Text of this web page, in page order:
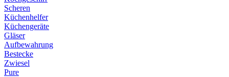
Scheren
Küchenhelfer
Küchengeräte
Gläser
Aufbewahrung
Bestecke
Zwiesel
Pure